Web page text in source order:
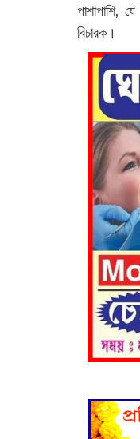
পাশাপাশি,
বিচারক।